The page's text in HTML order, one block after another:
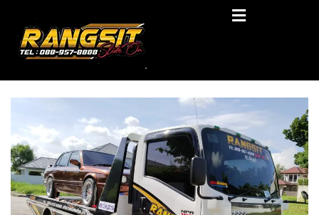
content
RANGSIT SlideON
รถยก168 รถสไลด์รังสิต รถสไลด์ ราคาถูก